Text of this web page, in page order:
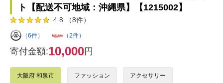
ト【配送不可地域：沖縄県】【1215002】
4.8 （8件）
（6件） （2件）
寄付金額:10,000円
大阪府 和泉市 ファッション アクセサリー